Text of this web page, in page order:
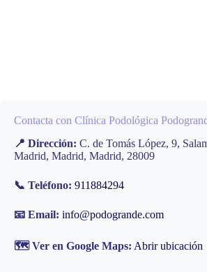
Contacta con Clínica Podológica
📍 Dirección: C. de Tomás López, 9,
Madrid, Madrid, Madrid, 28009
📞 Teléfono: 911884294
📧 Email: info@podogrande.com
🗺️ Ver en Google Maps: Abrir ubicación